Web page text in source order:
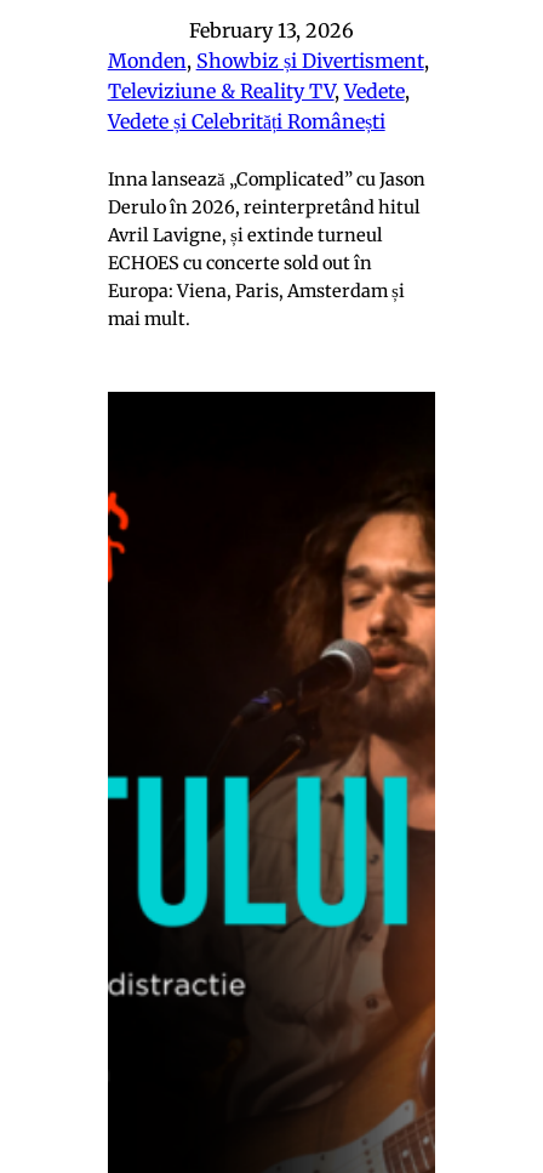
February 13, 2026
Monden, Showbiz și Divertisment ,
Televiziune & Reality TV, Vedete ,
Vedete și Celebrități Românești
Inna lansează „Complicated” cu Jason
Derulo în 2026, reinterpretând hitul
Avril Lavigne, și extinde turneul
ECHOES cu concerte sold out în
Europa: Viena, Paris, Amsterdam și
mai mult.